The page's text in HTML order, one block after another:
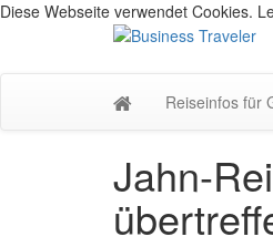
Diese Webseite verwendet Cookies.
Reiseinfos für
Jahn-